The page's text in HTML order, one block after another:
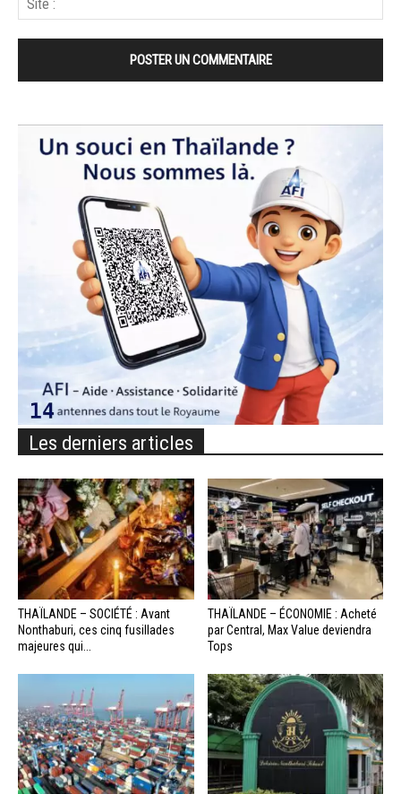
Les derniers articles
THAÏLANDE – SOCIÉTÉ : Avant
Nonthaburi, ces cinq fusillades
majeures qui...
THAÏLANDE – ÉCONOMIE : Acheté
par Central, Max Value deviendra
Tops